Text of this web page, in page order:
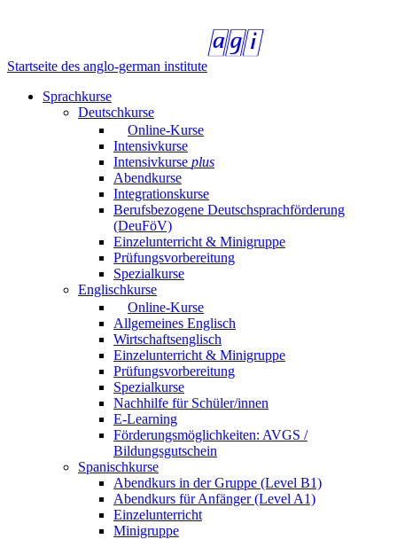
Startseite des anglo-german institute
Sprachkurse
Deutschkurse
Online-Kurse
Intensivkurse
Intensivkurse plus
Abendkurse
Integrationskurse
Berufsbezogene Deutschsprachförderung
(DeuFöV)
Einzelunterricht & Minigruppe
Prüfungsvorbereitung
Spezialkurse
Englischkurse
Online-Kurse
Allgemeines Englisch
Wirtschaftsenglisch
Einzelunterricht & Minigruppe
Prüfungsvorbereitung
Spezialkurse
Nachhilfe für Schüler/innen
E-Learning
Förderungsmöglichkeiten: AVGS /
Bildungsgutschein
Spanischkurse
Abendkurs in der Gruppe (Level B1)
Abendkurs für Anfänger (Level A1)
Einzelunterricht
Minigruppe